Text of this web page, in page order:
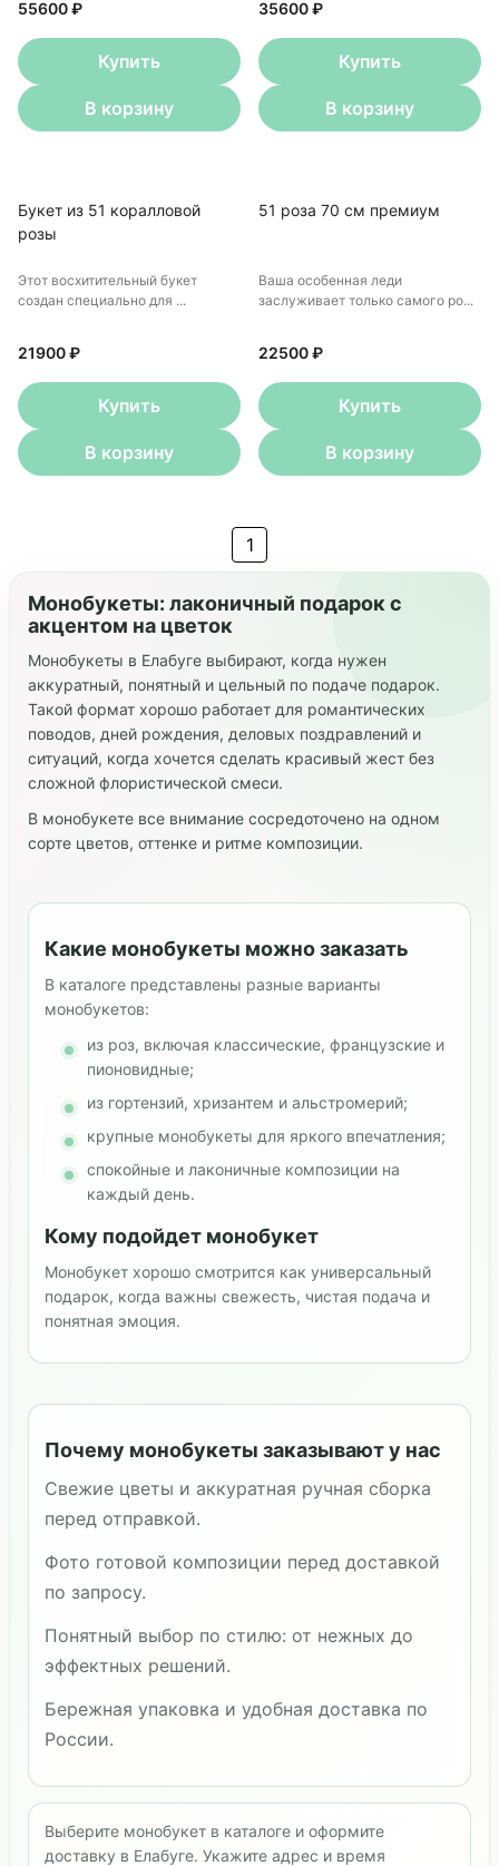
55600 ₽
Купить
В корзину
35600 ₽
Купить
В корзину
Букет из 51 коралловой
розы
Этот восхитительный букет
создан специально для ...
21900 ₽
Купить
В корзину
51 роза 70 см премиум
Ваша особенная леди
заслуживает только самого ро...
22500 ₽
Купить
В корзину
1
Монобукеты: лаконичный подарок с
акцентом на цветок
Монобукеты в Елабуге выбирают, когда нужен
аккуратный, понятный и цельный по подаче подарок.
Такой формат хорошо работает для романтических
поводов, дней рождения, деловых поздравлений и
ситуаций, когда хочется сделать красивый жест без
сложной флористической смеси.
В монобукете все внимание сосредоточено на одном
сорте цветов, оттенке и ритме композиции.
Какие монобукеты можно заказать
В каталоге представлены разные варианты
монобукетов:
из роз, включая классические, французские и
пионовидные;
из гортензий, хризантем и альстромерий;
крупные монобукеты для яркого впечатления;
спокойные и лаконичные композиции на
каждый день.
Кому подойдет монобукет
Монобукет хорошо смотрится как универсальный
подарок, когда важны свежесть, чистая подача и
понятная эмоция.
Почему монобукеты заказывают у нас
Свежие цветы и аккуратная ручная сборка
перед отправкой.
Фото готовой композиции перед доставкой
по запросу.
Понятный выбор по стилю: от нежных до
эффектных решений.
Бережная упаковка и удобная доставка по
России.
Выберите монобукет в каталоге и оформите
доставку в Елабуге. Укажите адрес и время